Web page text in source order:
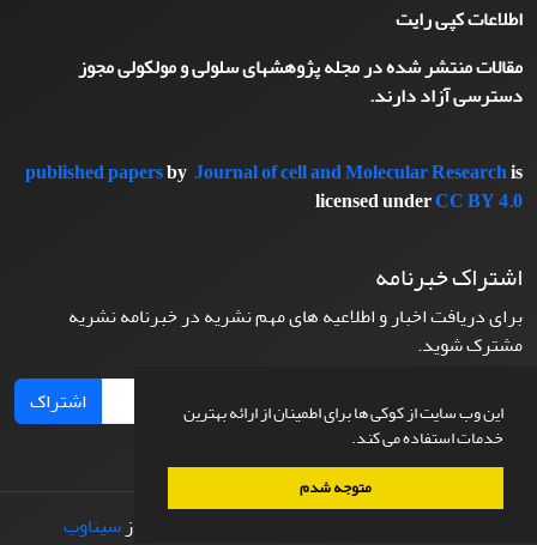
این وب سایت از کوکی ها برای اطمینان از ارائه بهترین
خدمات استفاده می کند.
متوجه شدم
اطلاعات کپی رایت
مقالات منتشر شده در مجله پژوهشهای سلولی و مولکولی مجوز
دسترسی آزاد دارند.
published papersby Journal of cell and Molecular Researchis
licensed underCC BY 4.0
اشتراک خبرنامه
برای دریافت اخبار و اطلاعیه های مهم نشریه در خبرنامه نشریه
مشترک شوید.
اشتراک
طراحی و پیاده سازی ازسیناوب